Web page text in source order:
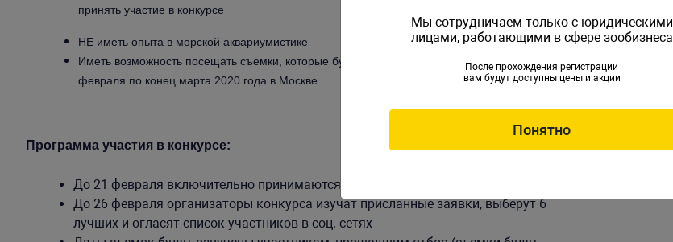
принять участие в конкурсе
НЕ иметь опыта в морской аквариумистике
Иметь возможность посещать съемки, которые будут проходить в период с конца
февраля по конец марта 2020 года в Москве.
Программа участия в конкурсе:
До 21 февраля включительно принимаются заявки на участие.
До 26 февраля организаторы конкурса изучат присланные заявки, выберут 6
лучших и огласят список участников в соц. сетях
Мы сотрудничаем только с юридическими
лицами, работающими в сфере зообизнеса
После прохождения регистрации
вам будут доступны цены и акции
Понятно